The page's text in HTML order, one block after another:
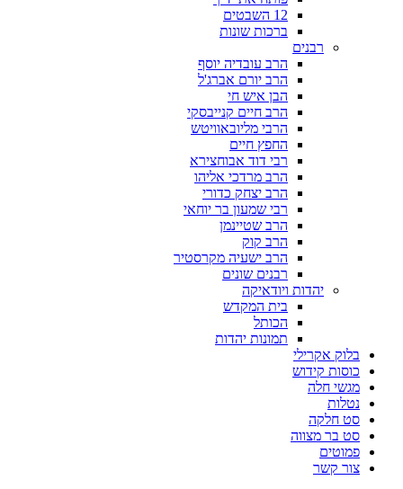
12 השבטים
ברכות שונות
רבנים
הרב עובדיה יוסף
הרב יורם אברג'ל
הבן איש חי
הרב חיים קנייבסקי
הרבי מליובאוויטש
החפץ חיים
רבי דוד אבוחצירא
הרב מרדכי אליהו
הרב יצחק כדורי
רבי שמעון בר יוחאי
הרב שטיינמן
הרב קוק
הרב ישעיה מקרסטיר
רבנים שונים
יהדות ויודאיקה
בית המקדש
הכותל
תמונות יהדות
בלוק אקרילי
כוסות קידוש
מגשי חלה
נטלות
סט חלקה
סט בר מצווה
פמוטים
צור קשר